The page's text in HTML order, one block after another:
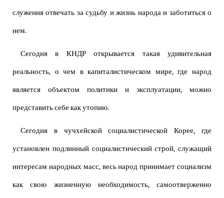
служения отвечать за судьбу и жизнь народа и заботиться о
нем.
Сегодня в КНДР открывается такая удивительная
реальность, о чем в капиталистическом мире, где народ
является объектом политики и эксплуатации, можно
представить себе как утопию.
Сегодня в чучхейской социалистической Корее, где
установлен подлинный социалистический строй, служащий
интересам народных масс, весь народ принимает социализм
как свою жизненную необходимость, самоотверженно